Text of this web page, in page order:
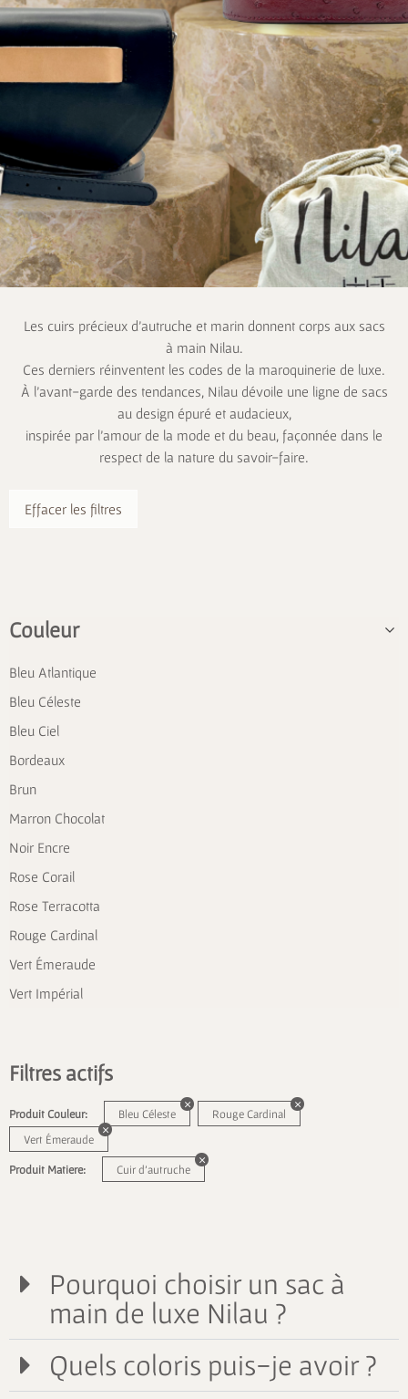
Les cuirs précieux d’autruche et marin donnent corps aux sacs
à main Nilau.
Ces derniers réinventent les codes de la maroquinerie de luxe.
À l’avant-garde des tendances, Nilau dévoile une ligne de sacs
au design épuré et audacieux,
inspirée par l’amour de la mode et du beau, façonnée dans le
respect de la nature du savoir-faire.
Effacer les filtres
Couleur
Bleu Atlantique
Bleu Céleste
Bleu Ciel
Bordeaux
Brun
Marron Chocolat
Noir Encre
Rose Corail
Rose Terracotta
Rouge Cardinal
Vert Émeraude
Vert Impérial
Filtres actifs
Produit Couleur: Bleu Céleste
Rouge Cardinal
Vert Émeraude
Produit Matiere: Cuir d'autruche
Pourquoi choisir un sac à
main de luxe Nilau ?
Quels coloris puis-je avoir ?